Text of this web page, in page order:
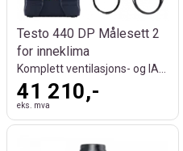
Testo 440 DP Målesett 2
for inneklima
41 210,-
eks. mva